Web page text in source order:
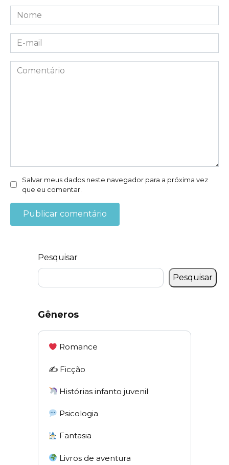
Nome
*
E-
mail
*Comentário
Salvar meus dados neste navegador para a próxima vez
que eu comentar.
Pesquisar
Pesquisar
Gêneros
Romance
✍️ Ficção
Histórias infanto juvenil
Psicologia
Fantasia
Livros de aventura